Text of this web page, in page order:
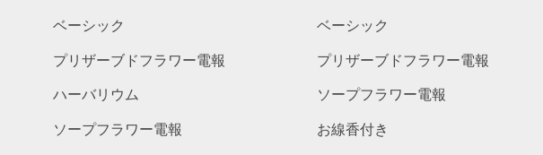
ベーシック
プリザーブドフラワー電報
ハーバリウム
ソープフラワー電報
ベーシック
プリザーブドフラワー電報
ソープフラワー電報
お線香付き